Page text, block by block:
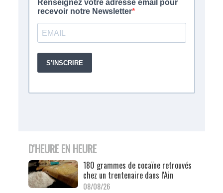
D'HEURE EN HEURE
180 grammes de cocaïne retrouvés
chez un trentenaire dans l'Ain
08/08/26